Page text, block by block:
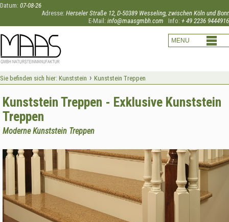
Datum: 07-08-26
Adresse: Herseler Straße 12, D-50389 Wesseling, zwischen Köln und
Info: + 49 2236 9444916
E-Mail: info@maasgmbh.com
Sie befinden sich hier: Kunststein › Kunststein Treppen
Kunststein Treppen - Exklusive Kunststein
Treppen
Moderne Kunststein Treppen